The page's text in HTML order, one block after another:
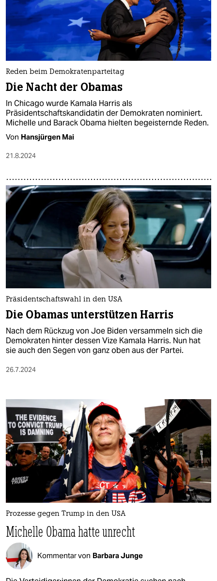
Reden beim Demokratenparteitag
Die Nacht der Obamas
In Chicago wurde Kamala Harris als
Präsidentschaftskandidatin der Demokraten nominiert.
Michelle und Barack Obama hielten begeisternde Reden.
Von Hansjürgen Mai
21.8.2024
Präsidentschaftswahl in den USA
Die Obamas unterstützen Harris
Nach dem Rückzug von Joe Biden versammeln sich die
Demokraten hinter dessen Vize Kamala Harris. Nun hat
sie auch den Segen von ganz oben aus der Partei.
26.7.2024
Prozesse gegen Trump in den USA
Michelle Obama hatte unrecht
Kommentar von Barbara Junge